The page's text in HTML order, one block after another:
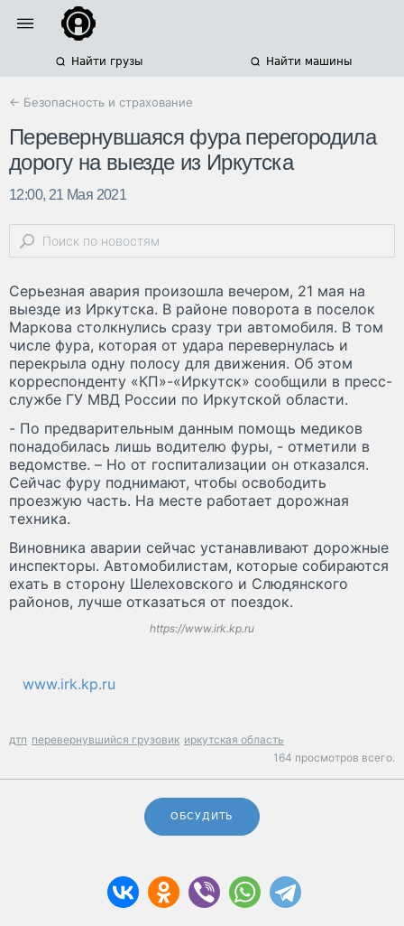
Найти грузы Найти машины
← Безопасность и страхование
Перевернувшаяся фура перегородила
дорогу на выезде из Иркутска
12:00, 21 Мая 2021
Серьезная авария произошла вечером, 21 мая на
выезде из Иркутска. В районе поворота в поселок
Маркова столкнулись сразу три автомобиля. В том
числе фура, которая от удара перевернулась и
перекрыла одну полосу для движения. Об этом
корреспонденту «КП»-«Иркутск» сообщили в пресс-
службе ГУ МВД России по Иркутской области.
- По предварительным данным помощь медиков
понадобилась лишь водителю фуры, - отметили в
ведомстве. – Но от госпитализации он отказался.
Сейчас фуру поднимают, чтобы освободить
проезжую часть. На месте работает дорожная
техника.
Виновника аварии сейчас устанавливают дорожные
инспекторы. Автомобилистам, которые собираются
ехать в сторону Шелеховского и Слюдянского
районов, лучше отказаться от поездок.
https://www.irk.kp.ru
www.irk.kp.ru
дтп перевернувшийся грузовик иркутская область
164 просмотров всего.
ОБСУДИТЬ